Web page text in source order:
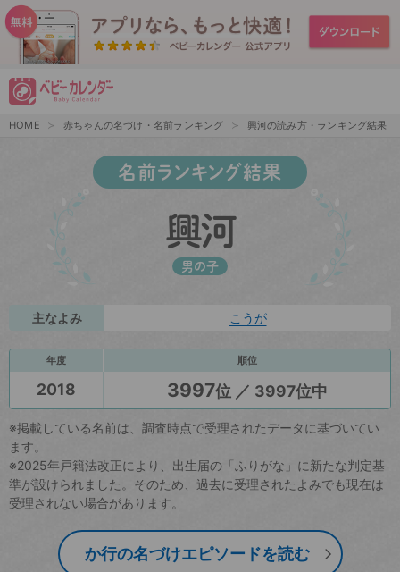
HOME 赤ちゃんの名づけ・名前ランキング 興河の読み方・ランキング結果
名前ランキング結果
興河
男の子
主なよみ こうが
年度 順位
2018 3997位 ／ 3997位中
※掲載している名前は、調査時点で受理されたデータに基づいてい
ます。
※2025年戸籍法改正により、出生届の「ふりがな」に新たな判定基
準が設けられました。そのため、過去に受理されたよみでも現在は
受理されない場合があります。
か行の名づけエピソードを読む